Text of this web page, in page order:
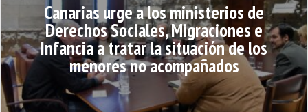
Canarias urge a los ministerios de
Derechos Sociales, Migraciones e
Infancia a tratar la situación de los
menores no acompañados